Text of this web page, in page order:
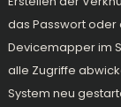
das Passwort
Devicemapper im
alle Zugriffe
System neu